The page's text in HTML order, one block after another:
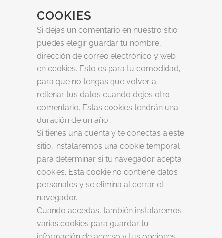
COOKIES
Si dejas un comentario en nuestro sitio
puedes elegir guardar tu nombre,
dirección de correo electrónico y web
en cookies. Esto es para tu comodidad,
para que no tengas que volver a
rellenar tus datos cuando dejes otro
comentario. Estas cookies tendrán una
duración de un año.
Si tienes una cuenta y te conectas a este
sitio, instalaremos una cookie temporal
para determinar si tu navegador acepta
cookies. Esta cookie no contiene datos
personales y se elimina al cerrar el
navegador.
Cuando accedas, también instalaremos
varias cookies para guardar tu